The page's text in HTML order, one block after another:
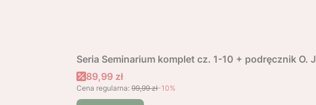
Seria Seminarium komplet cz. 1-10 + podręcznik O.
Cena promocyjna
89,99 zł
Cena regularna: 99,99 zł-10%